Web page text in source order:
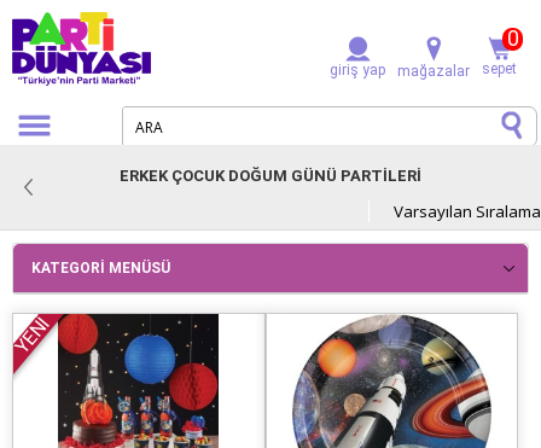
giriş yap mağazalar sepet
0
ERKEK ÇOCUK DOĞUM GÜNÜ PARTİLERİ
KATEGORI MENÜSÜ
YENİ